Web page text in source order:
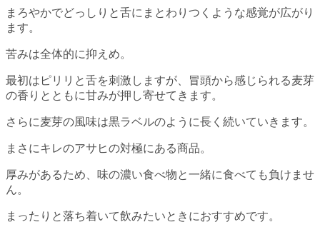
まろやかでどっしりと舌にまとわりつくような感覚が広がり
ます。
苦みは全体的に抑えめ。
最初はピリリと舌を刺激しますが、冒頭から感じられる麦芽
の香りとともに甘みが押し寄せてきます。
さらに麦芽の風味は黒ラベルのように長く続いていきます。
まさにキレのアサヒの対極にある商品。
厚みがあるため、味の濃い食べ物と一緒に食べても負けませ
ん。
まったりと落ち着いて飲みたいときにおすすめです。